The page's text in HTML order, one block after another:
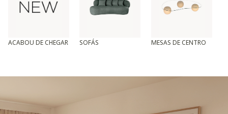
ACABOU DE CHEGAR SOFÁS MESAS DE CENTRO